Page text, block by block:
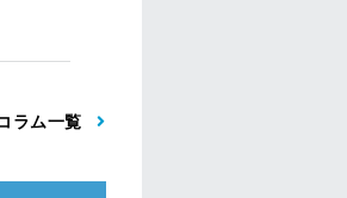
ラム一覧